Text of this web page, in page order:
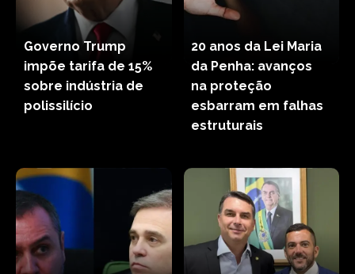
Governo Trump
impõe tarifa de 15%
sobre indústria de
polissilício
20 anos da Lei Maria
da Penha: avanços
na proteção
esbarram em falhas
estruturais